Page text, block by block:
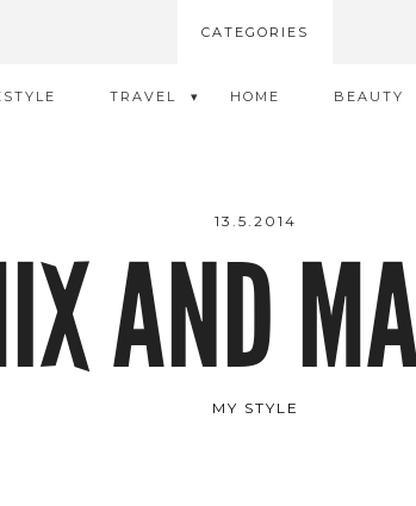
CATEGORIES
TRAVEL HOME BEAUTY
13.5.2014
AND
MY STYLE